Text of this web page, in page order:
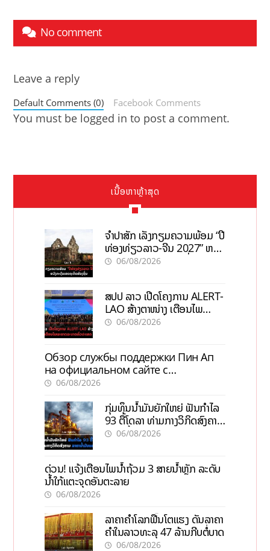
No comment
Leave a reply
Default Comments (0) Facebook Comments
You must be logged in to post a comment.
ເນື້ອຫາຫຼ້າສຸດ
ຈຳປາສັກ ເລັ່ງກຽມຄວາມພ້ອມ “ປີ
ທ່ອງທ່ຽວລາວ-ຈີນ 2027” ຫວັງ
ກະຕຸ້ນເສດຖະກິດທ້ອງຖິ່ນ
06/08/2026
ສປປ ລາວ ເປີດໂຄງການ ALERT-
LAO ສ້າງຕາໜ່າງ ເຕືອນໄພ
ພະຍາດລະບາດທົ່ວປະເທດ
06/08/2026
Обзор службы поддержки Пин Ап
на официальном сайте с
актуальной информацией
06/08/2026
ກຸ່ມທຶນນ້ຳມັນຍັກໃຫຍ່ ຟັນກຳໄລ
93 ຕື້ໂດລາ ທ່າມກາງວິກິດສົງຄາມ
ລາຄານໍ້າມັນແພງ
06/08/2026
ດ່ວນ! ແຈ້ງເຕືອນໄພນໍ້າຖ້ວມ 3 ສາຍນໍ້າຫຼັກ ລະດັບ
ນໍ້າໃກ້ແຕະຈຸດອັນຕະລາຍ
06/08/2026
ລາຄາຄຳໂລກຟື້ນໂຕແຮງ ດັນລາຄາ
ຄຳໃນລາວທະລຸ 47 ລ້ານກີບຕໍ່ບາດ
06/08/2026